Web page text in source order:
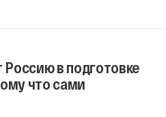
в подготовке
что сами